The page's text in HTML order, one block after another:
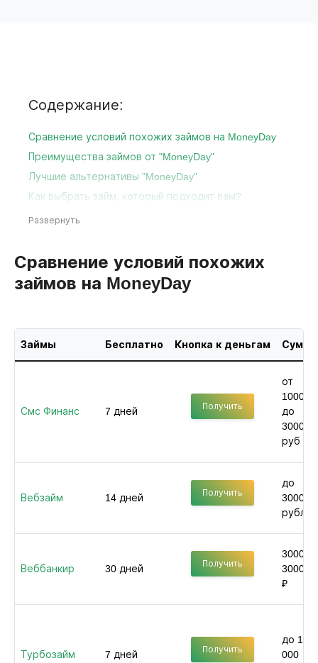
Содержание:
Сравнение условий похожих займов на MoneyDay
Преимущества займов от "MoneyDay"
Лучшие альтернативы "MoneyDay"
Как выбрать займ, который подходит вам?
Развернуть
Сравнение условий похожих
займов на MoneyDay
Займы Бесплатно Кнопка к деньгам Сумма
Смс Финанс 7 дней Получить
от
1000
до
30000
руб
Вебзайм 14 дней Получить
до
30000
рублей
Веббанкир 30 дней Получить
3000 -
30000
₽
Турбозайм 7 дней Получить
до 100
000